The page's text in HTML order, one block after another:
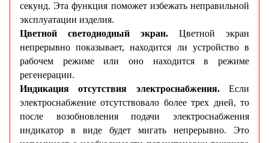
секунд. Эта функция поможет избежать неправильной
эксплуатации изделия.
Цветной светодиодный экран. Цветной экран
непрерывно показывает, находится ли устройство в
рабочем режиме или оно находится в режиме
регенерации.
Индикация отсутствия электроснабжения.Если
электроснабжение отсутствовало более трех дней, то
после возобновления подачи электроснабжения
индикатор в виде будет мигать непрерывно. Это